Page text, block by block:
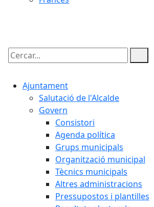
Cercar:
Ajuntament
Salutació de l'Alcalde
Govern
Consistori
Agenda política
Grups municipals
Organització municipal
Tècnics municipals
Altres administracions
Pressupostos i plantilles